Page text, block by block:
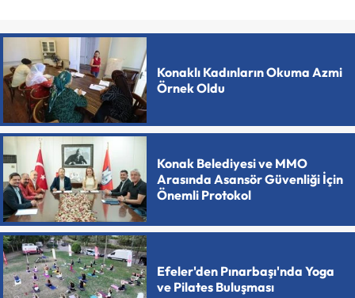
Konaklı Kadınların Okuma Azmi
Örnek Oldu
Konak Belediyesi ve MMO
Arasında Asansör Güvenliği İçin
Önemli Protokol
Efeler'den Pınarbaşı'nda Yoga
ve Pilates Buluşması